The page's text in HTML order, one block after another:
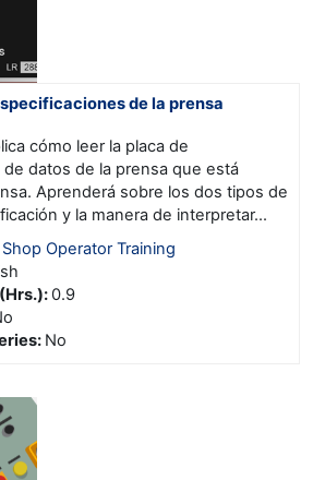
de la prensa
cómo leer la placa de
datos de la prensa que está
Aprenderá sobre los dos tipos de
y la manera de interpretar...
Operator Training
:0.9
: No